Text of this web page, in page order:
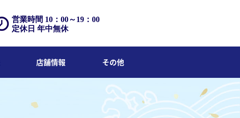
営業時間 10：00～19：00
定休日 年中無休
店舗情報 その他